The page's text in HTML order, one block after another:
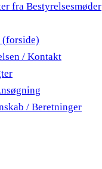
fra Bestyrelsesmøder
(forside)
/ Kontakt
/ Beretninger